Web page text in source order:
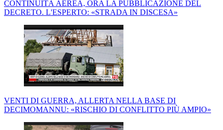
CONTINUITÀ AEREA, ORA LA PUBBLICAZIONE DEL
DECRETO. L'ESPERTO: «STRADA IN DISCESA»
VENTI DI GUERRA, ALLERTA NELLA BASE DI
DECIMOMANNU: «RISCHIO DI CONFLITTO PIÙ AMPIO»